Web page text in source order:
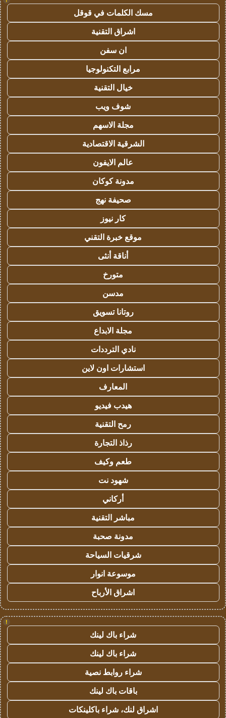
مسك الكلمات في قوقل
اشراق التقنية
ان سفن
مرابع التكنولوجيا
خيال التقنية
شوف ويب
مجلة الاسهم
الشرقية الاقتصادية
عالم الايفون
مدونة كوكان
صحيفة نهج
كار نيوز
موقع خبرة التقني
أناقة أنثى
متورخ
مدسن
روتانا تسويق
مجلة الابداع
نادي الترددات
استشارات اون لاين
المعارف
هيدب فيديو
رمح التقنية
رذاذ التجارة
طعم وكيف
شهود نت
أركاني
مباشر التقنية
مدونة صحبة
شرقيات السياحة
موسوعة انوار
اشراق الأرباح
!
شراء باك لينك
شراء باك لينك
شراء روابط نصية
باقات باك لينك
اشراق لنك، شراء باكلينكات